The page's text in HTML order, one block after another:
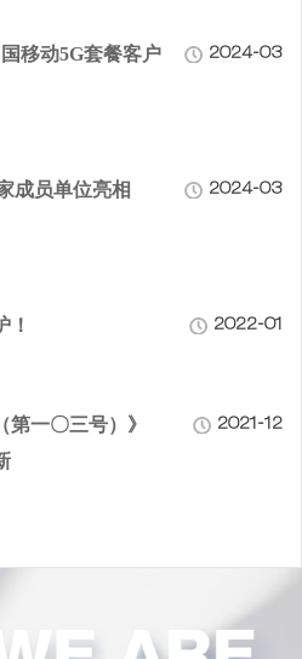
移动5G套餐客户
2024-03
成员单位亮相
2024-03
！ 2022-01
第一〇三号）》
2021-12